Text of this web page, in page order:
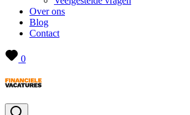
Over ons
Blog
Contact
0